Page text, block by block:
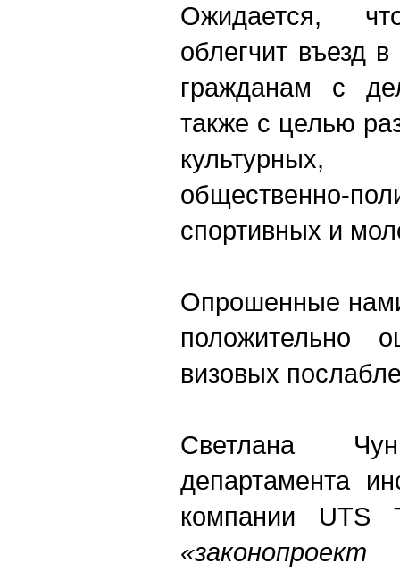
Ожидается,
облегчит въезд
гражданам с
также с целью
культурных,
общественно-
спортивных и
Опрошенные
положительно
визовых
Светлана
департамента
компании UTS